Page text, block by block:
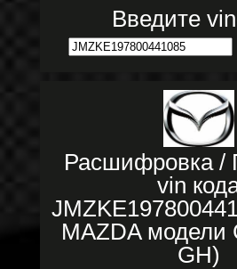
Введите
Расшифровка /
vin
MAZDA модели
GH)